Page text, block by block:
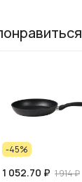
-45%
1 052.70 ₽ 1 914 ₽